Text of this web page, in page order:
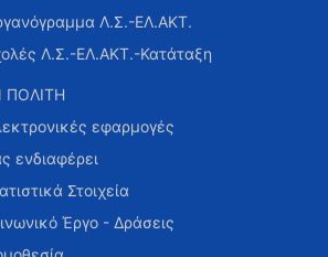
Λ.Σ.-ΕΛ.ΑΚΤ.
Λ.Σ.-ΕΛ.ΑΚΤ.-Κατάταξη
ΠΟΛΙΤΗ
εφαρμογές
ενδιαφέρει
Στοιχεία
Έργο - Δράσεις